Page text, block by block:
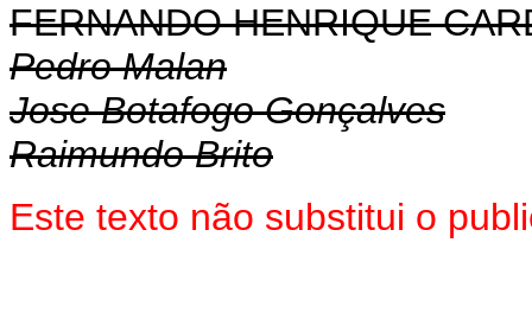
FERNANDO HENRIQUE
Pedro Malan
Jose Botafogo Gonçalves
Raimundo Brito
Este texto não substitui o